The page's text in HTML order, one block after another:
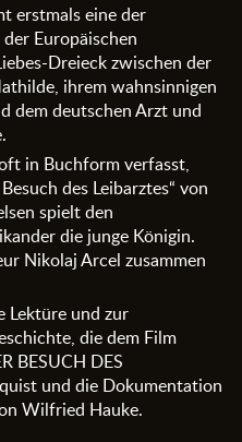
erstmals eine der
Europäischen
Dreieck zwischen der
ihrem wahnsinnigen
dem deutschen Arzt und
in Buchform verfasst,
des Leibarztes“ von
spielt den
die junge Königin.
Nikolaj Arcel zusammen
Lektüre und zur
die dem Film
BESUCH DES
und die Dokumentation
Wilfried Hauke.